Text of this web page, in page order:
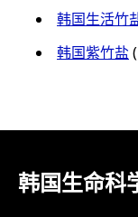
韩国生活竹
韩国紫竹盐
韩国生命科